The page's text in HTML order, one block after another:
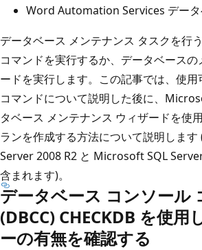
Word Automation Services データ
データベース メンテナンス タスクを行
コマンドを実行するか、データベース
ードを実行します。この記事では、使
コマンドについて説明した後に、
タベース メンテナンス ウィザードを使
ランを作成する方法について説明しま
Server 2008 R2 と Microsoft SQL
含まれます)。
データベース コンソール
(DBCC) CHECKDB を使用
ーの有無を確認する